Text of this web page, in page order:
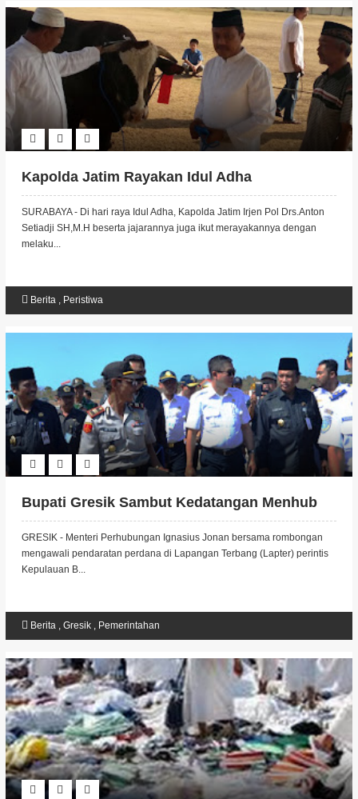
Kapolda Jatim Rayakan Idul Adha
SURABAYA - Di hari raya Idul Adha, Kapolda Jatim Irjen Pol Drs.Anton
Setiadji SH,M.H beserta jajarannya juga ikut merayakannya dengan
melaku...
Berita, Peristiwa
Bupati Gresik Sambut Kedatangan Menhub
GRESIK - Menteri Perhubungan Ignasius Jonan bersama rombongan
mengawali pendaratan perdana di Lapangan Terbang (Lapter) perintis
Kepulauan B...
Berita, Gresik, Pemerintahan